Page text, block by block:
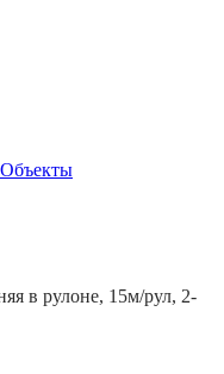
Объекты
в рулоне, 15м/рул, 2-